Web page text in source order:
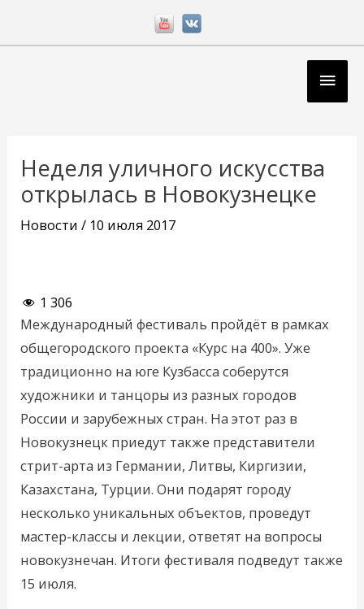
Неделя уличного искусства
открылась в Новокузнецке
Новости / 10 июля 2017
1 306
Международный фестиваль пройдёт в рамках
общегородского проекта «Курс на 400». Уже
традиционно на юге Кузбасса соберутся
художники и танцоры из разных городов
России и зарубежных стран. На этот раз в
Новокузнецк приедут также представители
стрит-арта из Германии, Литвы, Киргизии,
Казахстана, Турции. Они подарят городу
несколько уникальных объектов, проведут
мастер-классы и лекции, ответят на вопросы
новокузнечан. Итоги фестиваля подведут также
15 июля.
записям